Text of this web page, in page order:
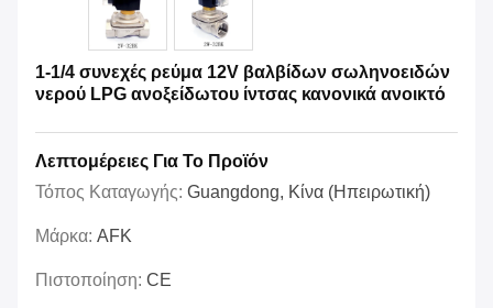
1-1/4 συνεχές ρεύμα 12V βαλβίδων σωληνοειδών
νερού LPG ανοξείδωτου ίντσας κανονικά ανοικτό
Λεπτομέρειες Για Το Προϊόν
Τόπος Καταγωγής: Guangdong, Κίνα (Ηπειρωτική)
Μάρκα: AFK
Πιστοποίηση: CE